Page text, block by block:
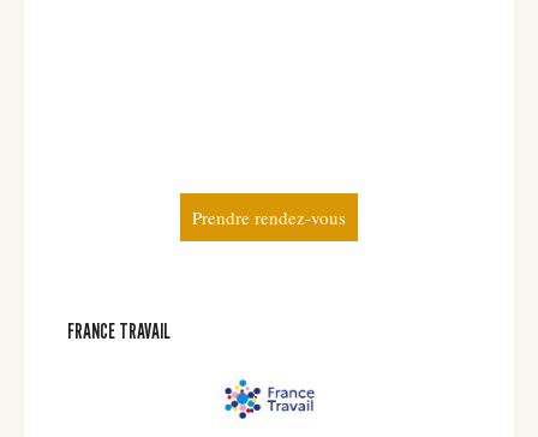
Prendre rendez-vous
FRANCE TRAVAIL